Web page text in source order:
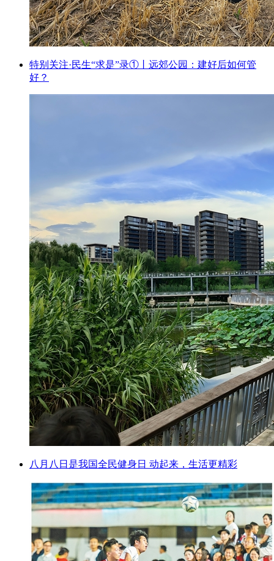
特别关注·民生“求是”录①丨远郊公园：建好后如何管
好？
八月八日是我国全民健身日 动起来，生活更精彩